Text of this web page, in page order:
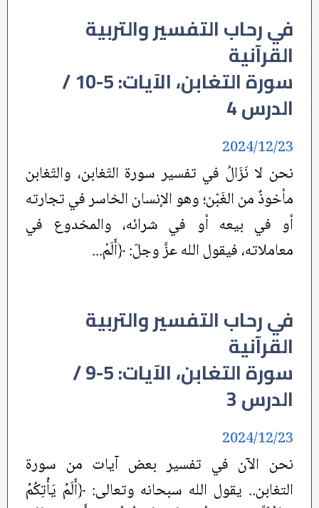
في رحاب التفسير والتربية
القرآنية
سورة التغابن، الآيات: 5-10 /
الدرس 4
نحن لا نَزَالُ في تفسير سورة التّغابن، والتّغابن
مأخوذٌ من الغَبْن؛ وهو الإنسان الخاسر في تجارته
أو في بيعه أو في شرائه، والمخدوع في
معاملاته، فيقول الله عزَّ وجلّ: ﴿أَلَمْ...
2024/12/23
في رحاب التفسير والتربية
القرآنية
سورة التغابن، الآيات: 5-9 /
الدرس 3
نحن الآن في تفسير بعض آيات من سورة
التغابن.. يقول الله سبحانه وتعالى: ﴿أَلَمۡ يَأۡتِكُمۡ
2024/12/23